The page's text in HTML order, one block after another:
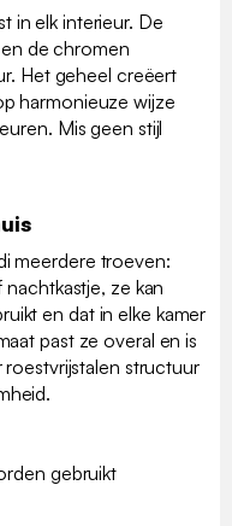
in elk interieur. De
de chromen
Het geheel creëert
harmonieuze wijze
Mis geen stijl
meerdere troeven:
ze kan
en dat in elke kamer
past ze overal en is
roestvrijstalen structuur
gebruikt